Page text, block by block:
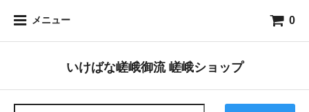
メニュー 0
いけばな嵯峨御流 嵯峨ショップ